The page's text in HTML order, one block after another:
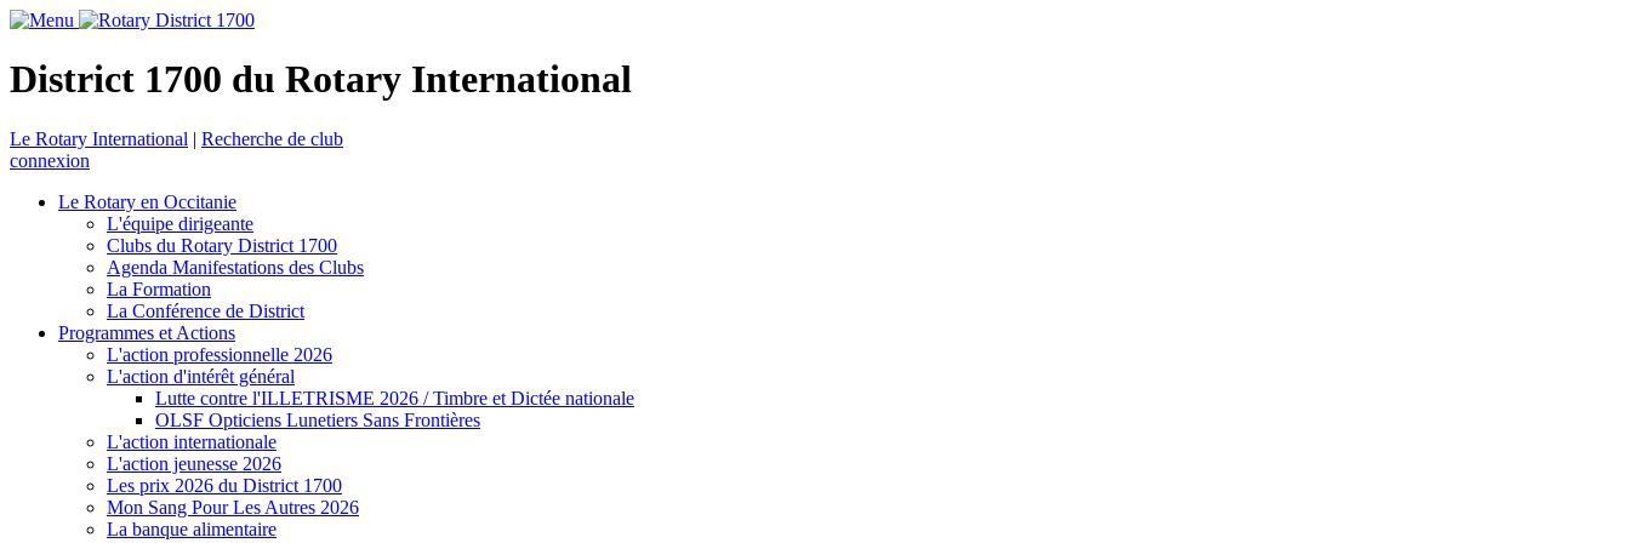
District 1700 du Rotary International
Le Rotary International | Recherche de club
connexion
Le Rotary en Occitanie
L'équipe dirigeante
Clubs du Rotary District 1700
Agenda Manifestations des Clubs
La Formation
La Conférence de District
Programmes et Actions
L'action professionnelle 2026
L'action d'intérêt général
Lutte contre l'ILLETRISME 2026 / Timbre et Dictée nationale
OLSF Opticiens Lunetiers Sans Frontières
L'action internationale
L'action jeunesse 2026
Les prix 2026 du District 1700
Mon Sang Pour Les Autres 2026
La banque alimentaire